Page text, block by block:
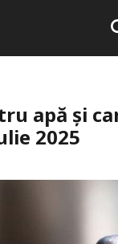
apă și
2025